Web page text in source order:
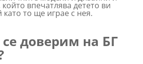
впечатлява детето ви
то ще играе с нея.
доверим на БГ